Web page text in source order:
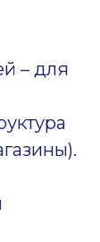
– для